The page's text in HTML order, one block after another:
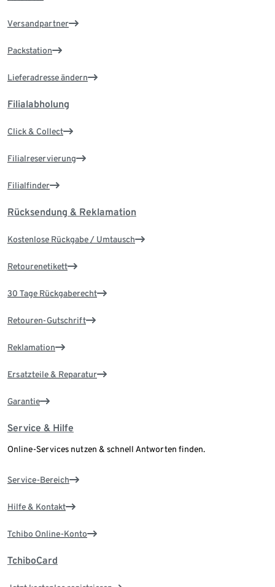
Versandpartner
Packstation
Lieferadresse ändern
Filialabholung
Click & Collect
Filialreservierung
Filialfinder
Rücksendung & Reklamation
Kostenlose Rückgabe / Umtausch
Retourenetikett
30 Tage Rückgaberecht
Retouren-Gutschrift
Reklamation
Ersatzteile & Reparatur
Garantie
Service & Hilfe
Online-Services nutzen & schnell Antworten finden.
Service-Bereich
Hilfe & Kontakt
Tchibo Online-Konto
TchiboCard